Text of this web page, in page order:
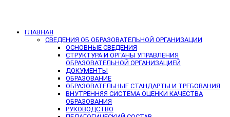
ГЛАВНАЯ
СВЕДЕНИЯ ОБ ОБРАЗОВАТЕЛЬНОЙ ОРГАНИЗАЦИИ
ОСНОВНЫЕ СВЕДЕНИЯ
СТРУКТУРА И ОРГАНЫ УПРАВЛЕНИЯ
ОБРАЗОВАТЕЛЬНОЙ ОРГАНИЗАЦИЕЙ
ДОКУМЕНТЫ
ОБРАЗОВАНИЕ
ОБРАЗОВАТЕЛЬНЫЕ СТАНДАРТЫ И ТРЕБОВАНИЯ
ВНУТРЕННЯЯ СИСТЕМА ОЦЕНКИ КАЧЕСТВА
ОБРАЗОВАНИЯ
РУКОВОДСТВО